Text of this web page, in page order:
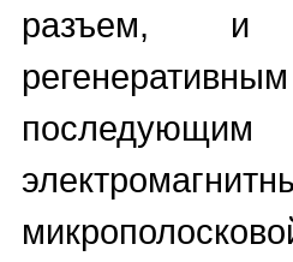
разъем, и